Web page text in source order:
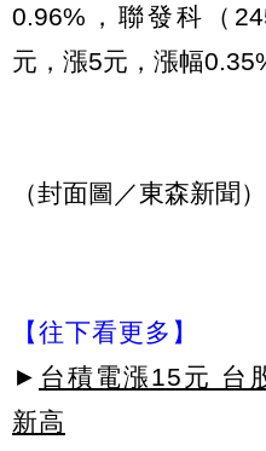
0.96%，聯發科（
元，漲5元，漲幅
（封面圖／東森新聞）
【往下看更多】
► 台積電漲15元 台
新高